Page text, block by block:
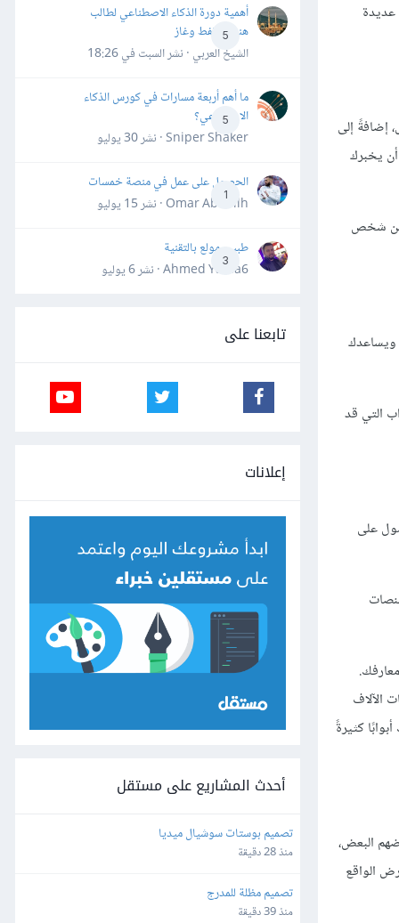
عديدة
إضافةً إلى
يخبرك
من شخص
ويساعدك
التي قد
على
الآلاف
كثيرةً
البعض،
الواقع
5
أهمية دورة الذكاء الاصطناعي لطالب
هندسة نفط وغاز
الشيخ العربي · نشرالسبت في 18:26
5
ما أهم أربعة مسارات في كورس الذكاء
الاصطناعي؟
Sniper Shaker · نشر
30 يوليو
1
الحصول على عمل في منصة خمسات
Omar Abdallh · نشر
15 يوليو
3
طبيب مولع بالتقنية
Ahmed Yahia6 · نشر
6 يوليو
تابعنا على
إعلانات
أحدث المشاريع على مستقل
تصميم بوستات سوشيال ميديا
منذ 28 دقيقة
تصميم مظلة للمدرج
منذ 39 دقيقة